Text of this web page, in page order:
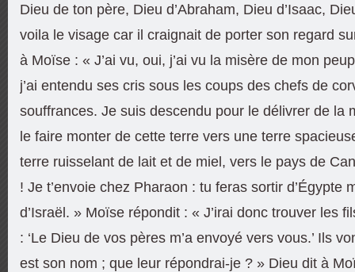
Dieu de ton père, Dieu d’Abraham, Dieu d’Isaac,
voila le visage car il craignait de porter son regard
à Moïse : « J’ai vu, oui, j’ai vu la misère de mon
j’ai entendu ses cris sous les coups des chefs de
souffrances. Je suis descendu pour le délivrer de la
le faire monter de cette terre vers une terre
terre ruisselant de lait et de miel, vers le pays de
! Je t’envoie chez Pharaon : tu feras sortir d’Égypte
d’Israël. » Moïse répondit : « J’irai donc trouver les
: ‘Le Dieu de vos pères m’a envoyé vers vous.’ Ils
est son nom ; que leur répondrai-je ? » Dieu dit à